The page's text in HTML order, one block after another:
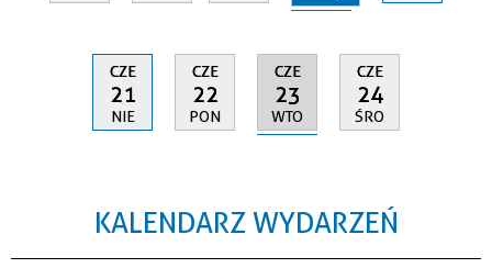
CZE
21
NIE
CZE
22
PON
CZE
23
WTO
CZE
24
ŚRO
KALENDARZ WYDARZEŃ